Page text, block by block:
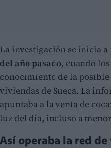
La investigación se inicia
del año pasado, cuando
conocimiento de la
viviendas de Sueca. La
apuntaba a la venta de
luz del día, incluso a
Así operaba la red de